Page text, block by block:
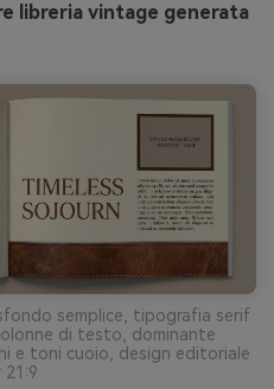
libreria vintage generata
semplice, tipografia serif
di testo, dominante
e toni cuoio, design editoriale